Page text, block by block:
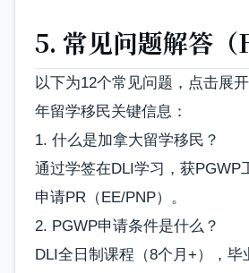
5. 常见问题解答（
以下为12个常见问题，点击展
年留学移民关键信息：
1. 什么是加拿大留学移民？
通过学签在DLI学习，获PGWP
申请PR（EE/PNP）。
2. PGWP申请条件是什么？
DLI全日制课程（8个月+），毕